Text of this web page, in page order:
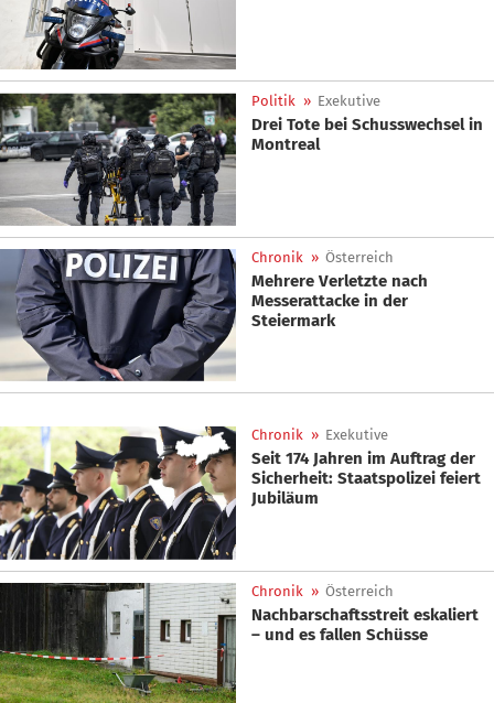
Politik » Exekutive
Drei Tote bei Schusswechsel in
Montreal
Chronik » Österreich
Mehrere Verletzte nach
Messerattacke in der
Steiermark
Chronik » Exekutive
Seit 174 Jahren im Auftrag der
Sicherheit: Staatspolizei feiert
Jubiläum
Chronik » Österreich
Nachbarschaftsstreit eskaliert
– und es fallen Schüsse